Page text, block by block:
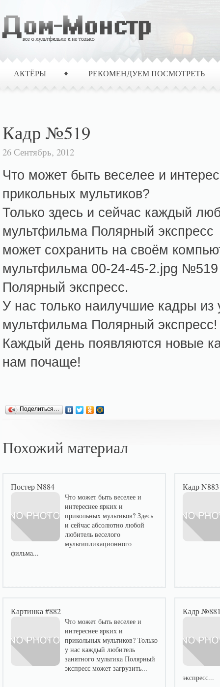
АКТЁРЫ РЕКОМЕНДУЕМ ПОСМОТРЕТЬ
Кадр №519
26 Сентябрь, 2012
Что может быть веселее и
прикольных мультиков?
Только здесь и сейчас каждый
мультфильма Полярный экспресс
может сохранить на своём
мультфильма 00-24-45-2.jpg
Полярный экспресс.
У нас только наилучшие кадры из
мультфильма Полярный экспресс!
Каждый день появляются новые
нам почаще!
Поделиться…
Похожий материал
Постер N884
Что может быть веселее и
интереснее ярких и
прикольных мультиков? Здесь
и сейчас абсолютно любой
любитель веселого
мультипликационного
фильма...
Кадр N883
Картинка #882
Что может быть веселее и
интереснее ярких и
прикольных мультиков? Только
у нас каждый любитель
занятного мультика Полярный
экспресс может загрузить...
Кадр
экспресс...